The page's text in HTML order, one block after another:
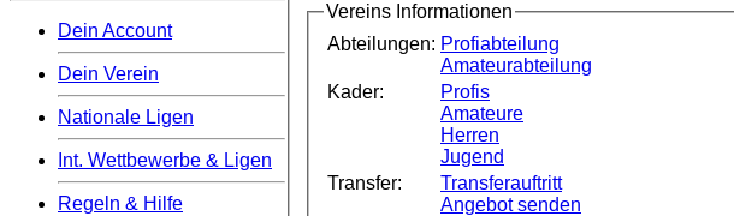
Dein Account
Dein Verein
Nationale Ligen
Int. Wettbewerbe & Ligen
Regeln & Hilfe
Vereins Informationen
Abteilungen: Profiabteilung
Amateurabteilung
Kader:
Profis
Amateure
Herren
Jugend
Transfer:
Transferauftritt
Angebot senden